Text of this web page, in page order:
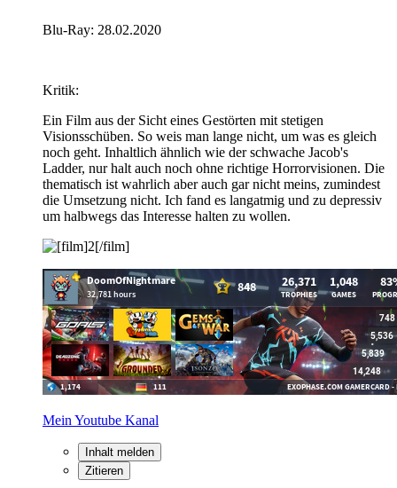
Blu-Ray: 28.02.2020
Kritik:
Ein Film aus der Sicht eines Gestörten mit stetigen
Visionsschüben. So weis man lange nicht, um was es gleich
noch geht. Inhaltlich ähnlich wie der schwache Jacob's
Ladder, nur halt auch noch ohne richtige Horrorvisionen. Die
thematisch ist wahrlich aber auch gar nicht meins, zumindest
die Umsetzung nicht. Ich fand es langatmig und zu depressiv
um halbwegs das Interesse halten zu wollen.
Mein Youtube Kanal
Inhalt melden
Zitieren